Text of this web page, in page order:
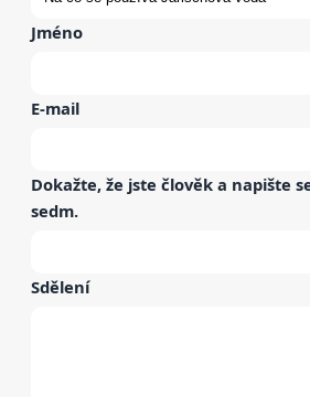
Jméno
E-mail
Dokažte, že jste člověk a napište
sedm.
Sdělení